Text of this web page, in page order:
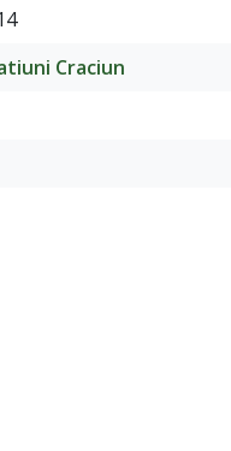
Craciun